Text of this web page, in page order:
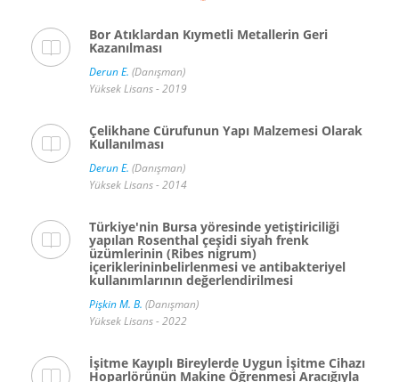
Bor Atıklardan Kıymetli Metallerin Geri
Kazanılması
Derun E. (Danışman)
Yüksek Lisans - 2019
Çelikhane Cürufunun Yapı Malzemesi Olarak
Kullanılması
Derun E. (Danışman)
Yüksek Lisans - 2014
Türkiye'nin Bursa yöresinde yetiştiriciliği
yapılan Rosenthal çeşidi siyah frenk
üzümlerinin (Ribes nigrum)
içeriklerininbelirlenmesi ve antibakteriyel
kullanımlarının değerlendirilmesi
Pişkin M. B. (Danışman)
Yüksek Lisans - 2022
İşitme Kayıplı Bireylerde Uygun İşitme Cihazı
Hoparlörünün Makine Öğrenmesi Aracığıyla